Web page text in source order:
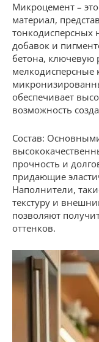
Микроцемент –
материал,
тонкодисперсных
добавок и
бетона, ключевую
мелкодисперсные
обеспечивает
возможность
Состав:
прочность и
придающие
Наполнители,
текстуру и
позволяют
оттенков.